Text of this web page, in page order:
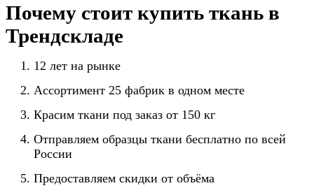
Почему стоит купить ткань в
Трендскладе
12 лет на рынке
Ассортимент 25 фабрик в одном месте
Красим ткани под заказ от 150 кг
Отправляем образцы ткани бесплатно по всей
России
Предоставляем скидки от объёма